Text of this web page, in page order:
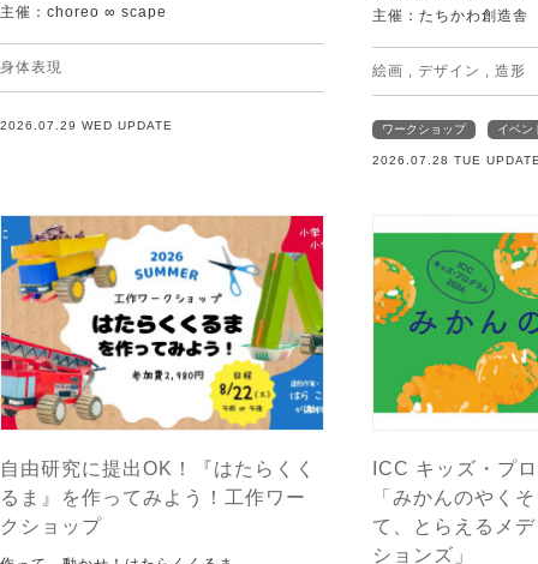
主催：choreo ∞ scape
身体表現
2026.07.29 WED UPDATE
主催：たちかわ創造舎
絵画 デザイン 造形
ワークショップ イベン
2026.07.28 TUE
自由研究に提出OK！『はたらくく
るま』を作ってみよう！工作ワー
クショップ
ICC キッズ・プ
「みかんのやく
て、とらえるメ
ションズ」